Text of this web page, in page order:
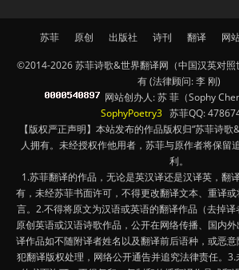
苏菲 原创 出版社 诗刊 翻译 网
©2014-2026 苏菲诗歌&世界翻译网（中国汉英对照
有 (法律顾问: 李 刚)
网站创办人: 苏 菲（Sophy
SophyPoetry3苏菲QQ:
【版权严正声明】本站发布的作品版权归“苏菲诗
人拥有。未经授权作他用者，苏菲与原作者将保留
利。
1.苏菲翻译的作品，无论是英汉译还是汉译英，翻
有，未经苏菲书面许可，不得更改翻译文本、重译
言。2.不得将原文为汉语或英语的翻译作品（去掉
原创英语或汉语诗歌作品，公开在网络传播、国内
译作品如不随附译者姓名以及翻译前后语种，或恶
犯翻译版权处理，网络公开通告并追究法律责任。